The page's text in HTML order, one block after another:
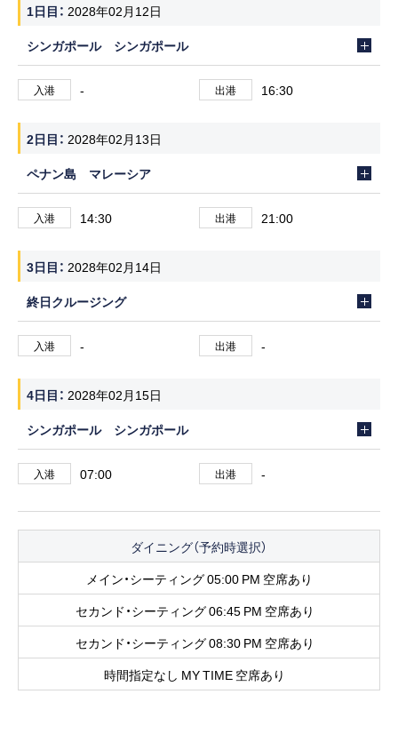
1日目
2028年02月12日
シンガポール シンガポール
入港 - 出港 16:30
2日目
2028年02月13日
ペナン島 マレーシア
入港 14:30 出港 21:00
3日目
2028年02月14日
終日クルージング
入港 - 出港 -
4日目
2028年02月15日
シンガポール シンガポール
入港 07:00 出港 -
ダイニング（予約時選択）
メイン・シーティング 05:00 PM 空席あり
セカンド・シーティング 06:45 PM 空席あり
セカンド・シーティング 08:30 PM 空席あり
時間指定なし MY TIME 空席あり